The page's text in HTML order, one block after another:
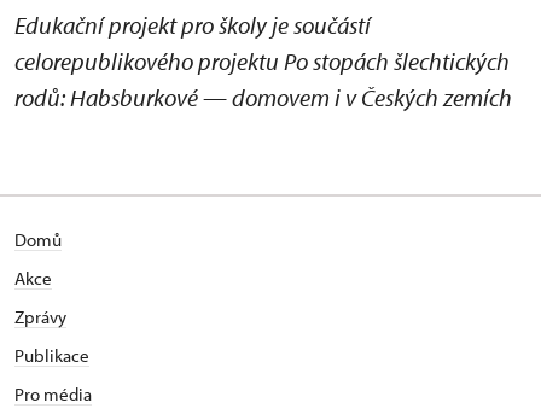
Edukační projekt pro školy je součástí
celorepublikového projektu Po stopách šlechtických
rodů: Habsburkové — domovem i v Českých zemích
Domů
Akce
Zprávy
Publikace
Pro média